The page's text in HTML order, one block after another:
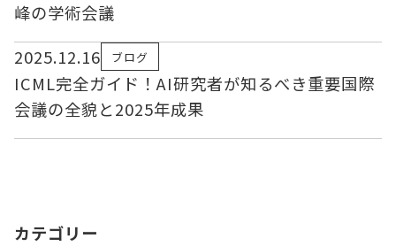
峰の学術会議
2025.12.16
ブログ
ICML完全ガイド！AI研究者が知るべき重要国際
会議の全貌と2025年成果
カテゴリー